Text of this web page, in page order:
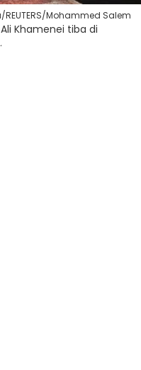
REUTERS/Mohammed Salem
Khamenei tiba di